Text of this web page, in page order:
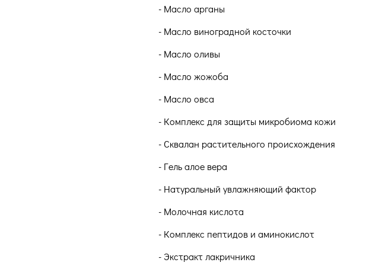
- Масло арганы
- Масло виноградной косточки
- Масло оливы
- Масло жожоба
- Масло овса
- Комплекс для защиты микробиома кожи
- Сквалан растительного происхождения
- Гель алое вера
- Натуральный увлажняющий фактор
- Молочная кислота
- Комплекс пептидов и аминокислот
- Экстракт лакричника